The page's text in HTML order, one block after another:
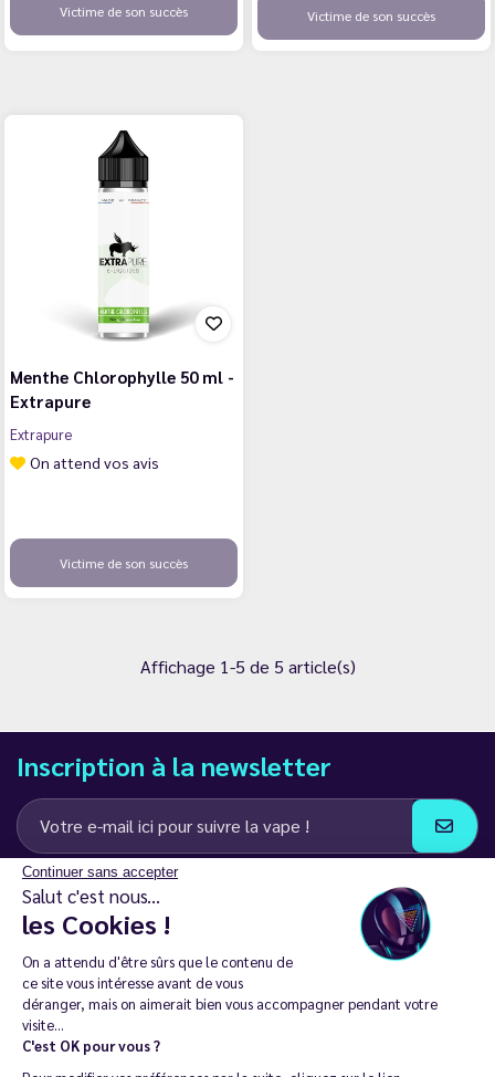
Continuer sans accepter
Salut c'est nous...
les Cookies !
On a attendu d'être sûrs que le contenu de
ce site vous intéresse avant de vous
déranger, mais on aimerait bien vous accompagner pendant votre
visite...
C'est OK pour vous ?
Victime de son succès Victime de son succès
Menthe Chlorophylle 50 ml -
Extrapure
Extrapure
On attend vos avis
Victime de son succès
Affichage 1-5 de 5 article(s)
Inscription à la newsletter
J’accepte de recevoir des communications e-mail et SMS de la part de
LD Groupe
Restez en contact
La vente de cigarette électronique est interdite chez les moins de